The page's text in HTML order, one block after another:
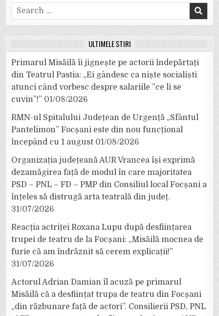
Search
for:
ULTIMELE ȘTIRI
Primarul Misăilă îi jignește pe actorii îndepărtați
din Teatrul Pastia: „Ei gândesc ca niște socialiști
atunci când vorbesc despre salariile ”ce li se
cuvin”!” 01/08/2026
RMN-ul Spitalului Județean de Urgență „Sfântul
Pantelimon” Focșani este din nou funcțional
începând cu 1 august 01/08/2026
Organizația județeană AUR Vrancea își exprimă
dezamăgirea față de modul în care majoritatea
PSD – PNL – FD – PMP din Consiliul local Focșani a
înțeles să distrugă arta teatrală din județ.
31/07/2026
Reacția actriței Roxana Lupu după desființarea
trupei de teatru de la Focșani: „Misăilă mocnea de
furie că am îndrăznit să cerem explicații!”
31/07/2026
Actorul Adrian Damian îl acuză pe primarul
Misăilă că a desființat trupa de teatru din Focșani
„din răzbunare față de actori”. Consilierii PSD, PNL